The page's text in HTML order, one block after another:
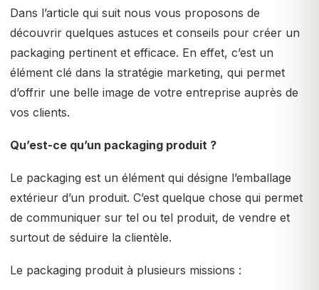
Dans l’article qui suit nous vous proposons de
découvrir quelques astuces et conseils pour créer un
packaging pertinent et efficace. En effet, c’est un
élément clé dans la stratégie marketing, qui permet
d’offrir une belle image de votre entreprise auprès de
vos clients.
Qu’est-ce qu’un packaging produit ?
Le packaging est un élément qui désigne l’emballage
extérieur d’un produit. C’est quelque chose qui permet
de communiquer sur tel ou tel produit, de vendre et
surtout de séduire la clientèle.
Le packaging produit à plusieurs missions :